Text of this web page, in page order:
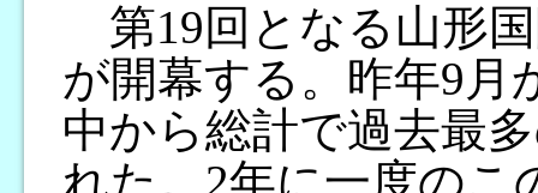
第19回となる山形
が開幕する。昨年9月
中から総計で過去最
れた。2年に一度のこ